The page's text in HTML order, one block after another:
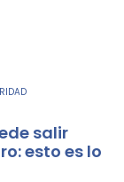
salir
esto es lo